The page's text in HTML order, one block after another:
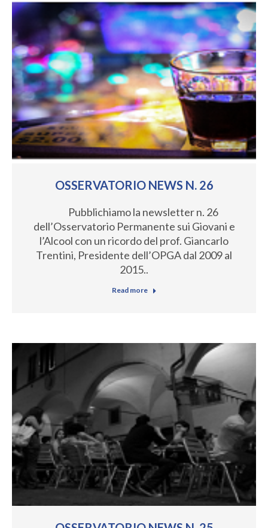
OSSERVATORIO NEWS N. 26
Pubblichiamo la newsletter n. 26
dell’Osservatorio Permanente sui Giovani e
l’Alcool con un ricordo del prof. Giancarlo
Trentini, Presidente dell’OPGA dal 2009 al
2015..
Read more